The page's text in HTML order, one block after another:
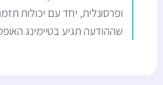
ופרסונלית, יחד עם יכולות
שההודעה תגיע בטיימינג